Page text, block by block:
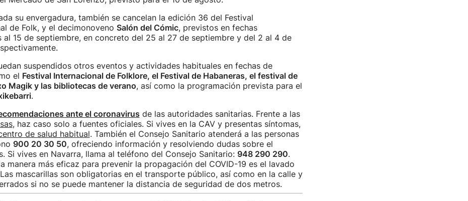
su envergadura, también se cancelan la edición 36 del Festival
de Folk, y el decimonoveno Salón del Cómic, previstos en fechas
al 15 de septiembre, en concreto del 25 al 27 de septiembre y del 2 al 4 de
suspendidos otros eventos y actividades habituales en fechas de
el Festival Internacional de Folklore, el Festival de Habaneras, el festival de
Magik y las bibliotecas de verano, así como la programación prevista para el
.
ante el coronavirus de las autoridades sanitarias. Frente a las
, haz caso solo a fuentes oficiales. Si vives en la CAV y presentas síntomas,
de salud habitual. También el Consejo Sanitario atenderá a las personas
900 20 30 50, ofreciendo información y resolviendo dudas sobre el
Si vives en Navarra, llama al teléfono del Consejo Sanitario: 948 290 290.
manera más eficaz para prevenir la propagación del COVID-19 es el lavado
mascarillas son obligatorias en el transporte público, así como en la calle y
si no se puede mantener la distancia de seguridad de dos metros.